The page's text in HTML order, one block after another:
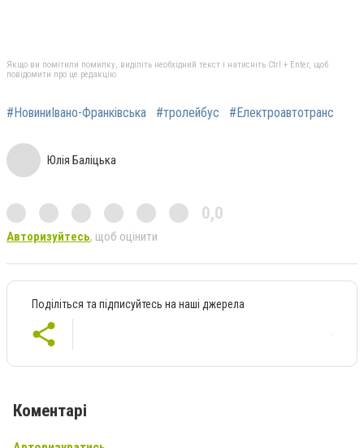
Якщо ви помітили помилку, виділіть необхідний текст і натисніть Ctrl + Enter, щоб
повідомити про це редакцію
#НовиниІвано-Франківська #тролейбус #Електроавтотранс
Юлія Баліцька
0,0
Авторизуйтесь, щоб оцінити
Поділіться та підписуйтесь на наші джерела
Коментарі